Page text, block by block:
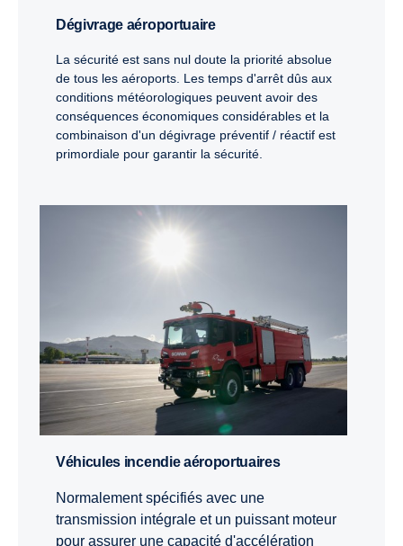
Dégivrage aéroportuaire
La sécurité est sans nul doute la priorité absolue
de tous les aéroports. Les temps d'arrêt dûs aux
conditions météorologiques peuvent avoir des
conséquences économiques considérables et la
combinaison d'un dégivrage préventif / réactif est
primordiale pour garantir la sécurité.
Véhicules incendie aéroportuaires
Normalement spécifiés avec une
transmission intégrale et un puissant moteur
pour assurer une capacité d'accélération